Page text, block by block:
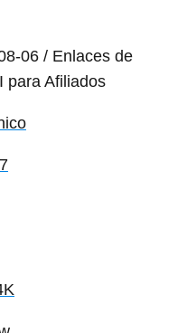
06 / Enlaces de
para Afiliados